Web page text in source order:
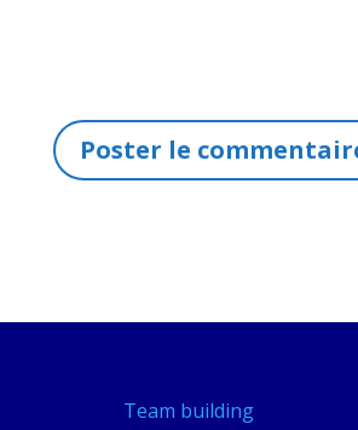
Team building